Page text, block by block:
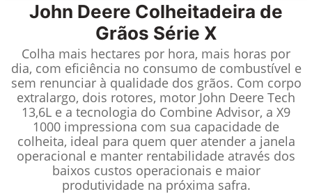
John Deere Colheitadeira de
Grãos Série X
Colha mais hectares por hora, mais horas por
dia, com eficiência no consumo de combustível e
sem renunciar à qualidade dos grãos. Com corpo
extralargo, dois rotores, motor John Deere Tech
13,6L e a tecnologia do Combine Advisor, a X9
1000 impressiona com sua capacidade de
colheita, ideal para quem quer atender a janela
operacional e manter rentabilidade através dos
baixos custos operacionais e maior
produtividade na próxima safra.